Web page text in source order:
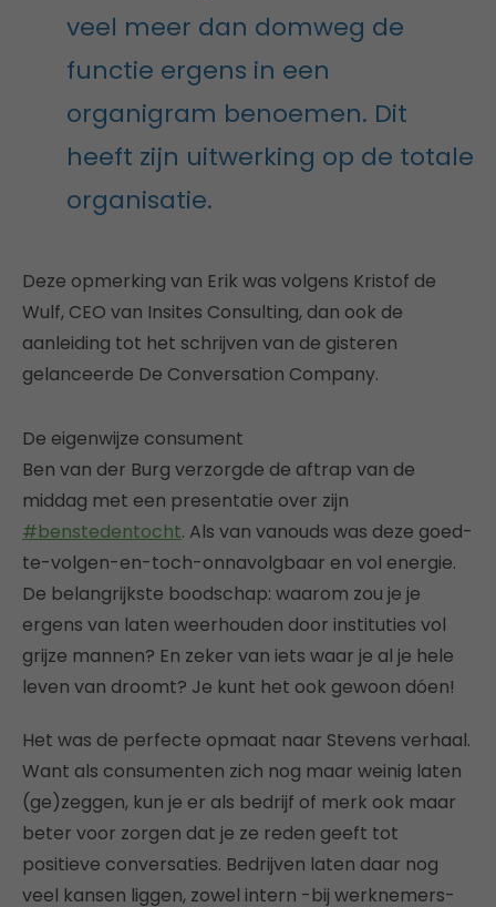
veel meer dan domweg de
functie ergens in een
organigram benoemen. Dit
heeft zijn uitwerking op de totale
organisatie.
Deze opmerking van Erik was volgens Kristof de
Wulf, CEO van Insites Consulting, dan ook de
aanleiding tot het schrijven van de gisteren
gelanceerde De Conversation Company.
De eigenwijze consument
Ben van der Burg verzorgde de aftrap van de
middag met een presentatie over zijn
#benstedentocht. Als van vanouds was deze goed-
te-volgen-en-toch-onnavolgbaar en vol energie.
De belangrijkste boodschap: waarom zou je je
ergens van laten weerhouden door instituties vol
grijze mannen? En zeker van iets waar je al je hele
leven van droomt? Je kunt het ook gewoon dóen!
Het was de perfecte opmaat naar Stevens verhaal.
Want als consumenten zich nog maar weinig laten
(ge)zeggen, kun je er als bedrijf of merk ook maar
beter voor zorgen dat je ze reden geeft tot
positieve conversaties. Bedrijven laten daar nog
veel kansen liggen, zowel intern -bij werknemers-